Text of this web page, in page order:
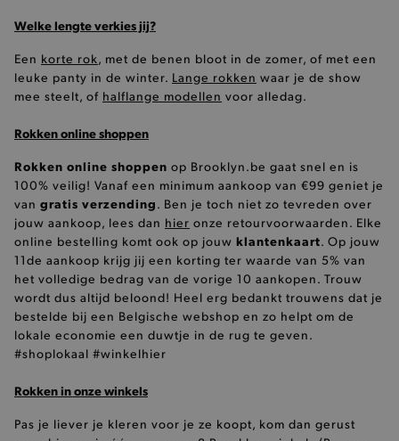
Welke lengte verkies jij?
Een korte rok, met de benen bloot in de zomer, of met een
leuke panty in de winter. Lange rokken waar je de show
mee steelt, of halflange modellen voor alledag.
Rokken online shoppen
Rokken online shoppen op Brooklyn.be gaat snel en is
100% veilig! Vanaf een minimum aankoop van €99 geniet je
van gratis verzending. Ben je toch niet zo tevreden over
jouw aankoop, lees dan hier onze retourvoorwaarden. Elke
online bestelling komt ook op jouw klantenkaart. Op jouw
11de aankoop krijg jij een korting ter waarde van 5% van
het volledige bedrag van de vorige 10 aankopen. Trouw
wordt dus altijd beloond! Heel erg bedankt trouwens dat je
bestelde bij een Belgische webshop en zo helpt om de
lokale economie een duwtje in de rug te geven.
#shoplokaal #winkelhier
Rokken in onze winkels
Pas je liever je kleren voor je ze koopt, kom dan gerust
Naam
pickupAddress .brooklyn.be
Google Privacy Policy